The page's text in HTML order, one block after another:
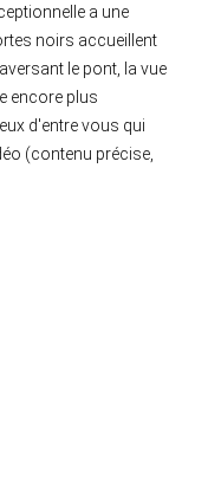
a une
noirs accueillent
le pont, la vue
encore plus
d'entre vous qui
(contenu précise,